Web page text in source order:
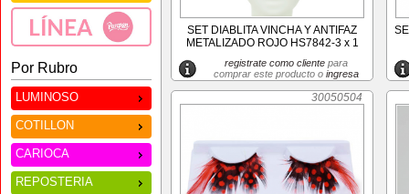
Por Rubro
LUMINOSO
COTILLON
CARIOCA
REPOSTERIA
SET DIABLITA VINCHA Y ANTIFAZ
METALIZADO ROJO HS7842-3 x 1
registrate como clientepara
comprar este producto o ingresa
30050504